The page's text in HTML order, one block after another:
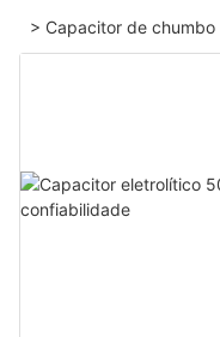
> Capacitor de chumbo